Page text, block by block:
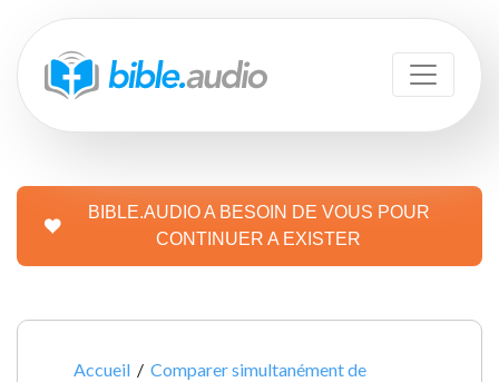
BIBLE.AUDIO A BESOIN DE VOUS POUR
CONTINUER A EXISTER
Accueil /Comparer simultanément de